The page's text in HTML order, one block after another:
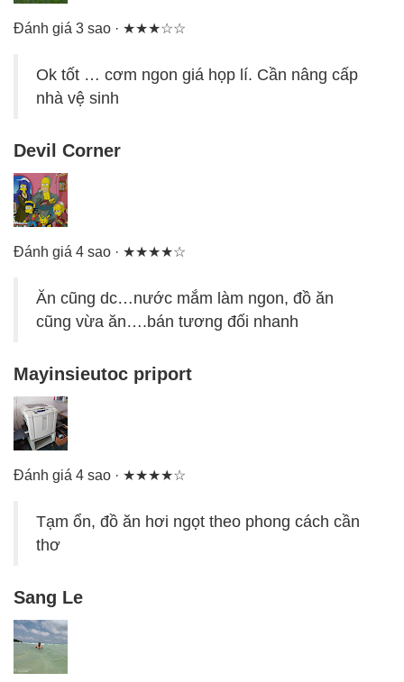
Đánh giá 3 sao · ★★★☆☆
Ok tốt … cơm ngon giá họp lí. Cần nâng cấp
nhà vệ sinh
Devil Corner
Đánh giá 4 sao · ★★★★☆
Ăn cũng dc…nước mắm làm ngon, đồ ăn
cũng vừa ăn….bán tương đối nhanh
Mayinsieutoc priport
Đánh giá 4 sao · ★★★★☆
Tạm ổn, đồ ăn hơi ngọt theo phong cách cần
thơ
Sang Le